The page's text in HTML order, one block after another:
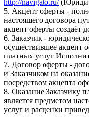
http://navigato.ru/
5. Акцепт оферты -
настоящего договора
акцепт оферты создаёт
6. Заказчик -
осуществившее акцепт
платных услуг
7. Договор оферты -
и Заказчиком на
посредством акцепта
8. Оказание Заказчику
является предметом
услуг и расценки